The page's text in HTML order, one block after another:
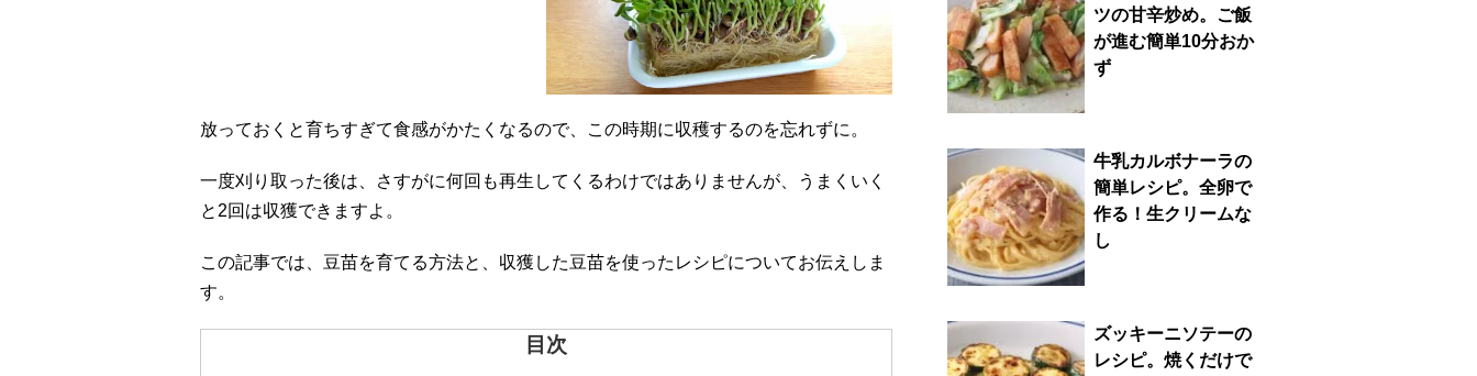
放っておくと育ちすぎて食感がかたくなるので、この時期に収穫するのを忘れずに。
一度刈り取った後は、さすがに何回も再生してくるわけではありませんが、うまくいく
と2回は収獲できますよ。
この記事では、豆苗を育てる方法と、収獲した豆苗を使ったレシピについてお伝えしま
す。
目次
ツの甘辛炒め。ご飯
が進む簡単10分おか
ず
牛乳カルボナーラの
簡単レシピ。全卵で
作る！生クリームな
し
ズッキーニソテーの
レシピ。焼くだけで